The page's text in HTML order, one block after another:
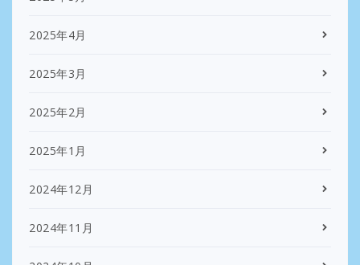
2025年4月
2025年3月
2025年2月
2025年1月
2024年12月
2024年11月